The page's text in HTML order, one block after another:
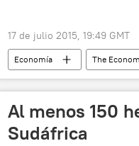
17 de julio 2015, 19:49 GMT
Economía The
noticias
Al menos 150
Sudáfrica